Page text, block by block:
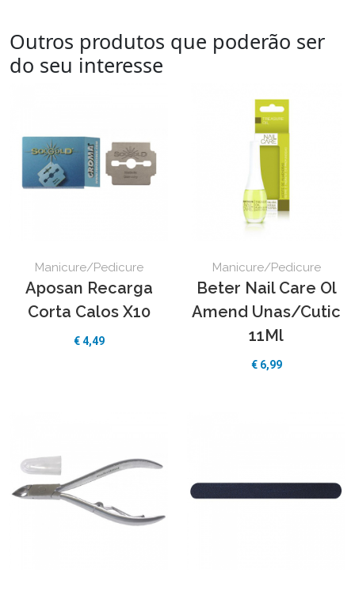
Outros produtos que poderão ser
do seu interesse
Manicure/Pedicure
Aposan Recarga
Corta Calos X10
€4,49
Manicure/Pedicure
Beter Nail Care Ol
Amend Unas/Cutic
11Ml
€ 6,99